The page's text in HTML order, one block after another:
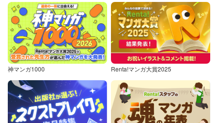
神マンガ1000 Renta!マンガ大賞2025